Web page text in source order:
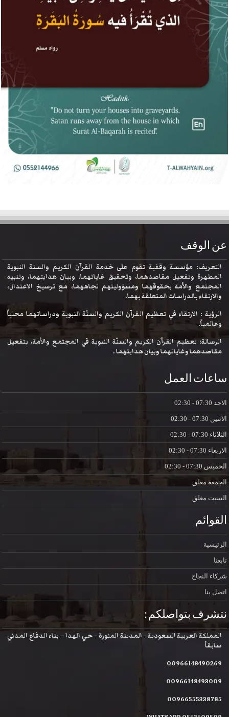
عن الوقف
التعريف: مؤسسة وقفية تقوم على خدمة القرآن الكريم والسنة النبوية
المطهرة وتفعيل مقاصدهما، وتحقيق غاياتهما، وبيان هدايتهما، وتنبيه
المجتمع والأمة بحقوقهما ومسؤوليتهم تجاههما، مع ترسيخ الاعتدال،
والارتقاء بالدراسات المتعلقة بهما.
الرؤية : الارتقاء في تعظيم القرآن الكريم والسنّة النبوية ودراساتهما محلياً
وعالمياً.
الرسالة: تعظيم القرآن الكريم والسنّة النبوية في المجتمع والأمة، بتفعيل
مقاصدهما وغاياتهما وبيان هدايتهما .
ساعات العمل
الاحد
الاثنين
الثلاثاء
الاربعاء
الخميس
الجمعة مغلق
السبت مغلق
القوائم
الرئيسية
تابعنا
شركاء النجاح
اتصل بنا
نتشرف بتواصلكم :
المملكة العربية السعودية - المدينة المنورة – حي الهدا – بناء الدفاع المدني
سابقاً
00966148490269
00966148493009
00966555338785